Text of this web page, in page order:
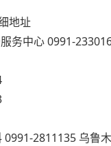
地址
务中心 0991-
2811135 乌鲁